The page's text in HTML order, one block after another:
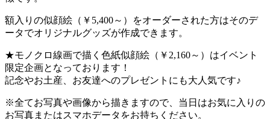
額入りの似顔絵（￥5,400～）をオーダーされた方はそのデ
ータでオリジナルグッズが作成できます。
★モノクロ線画で描く色紙似顔絵（￥2,160～）はイベント
限定企画となっております！
記念やお土産、お友達へのプレゼントにも大人気です♪
※全てお写真や画像から描きますので、当日はお気に入りの
お写真またはスマホデータをお持ちください。